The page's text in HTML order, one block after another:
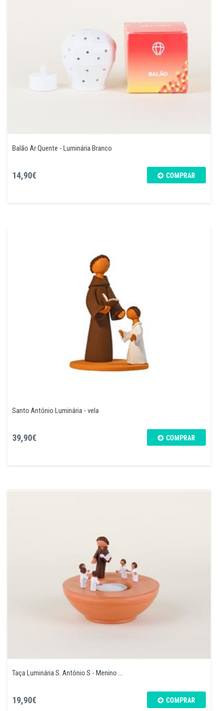
Balão Ar Quente - Luminária Branco
14,90€ COMPRAR
Santo António Luminária - vela
39,90€ COMPRAR
Taça Luminária S. António S - Menino ...
19,90€ COMPRAR